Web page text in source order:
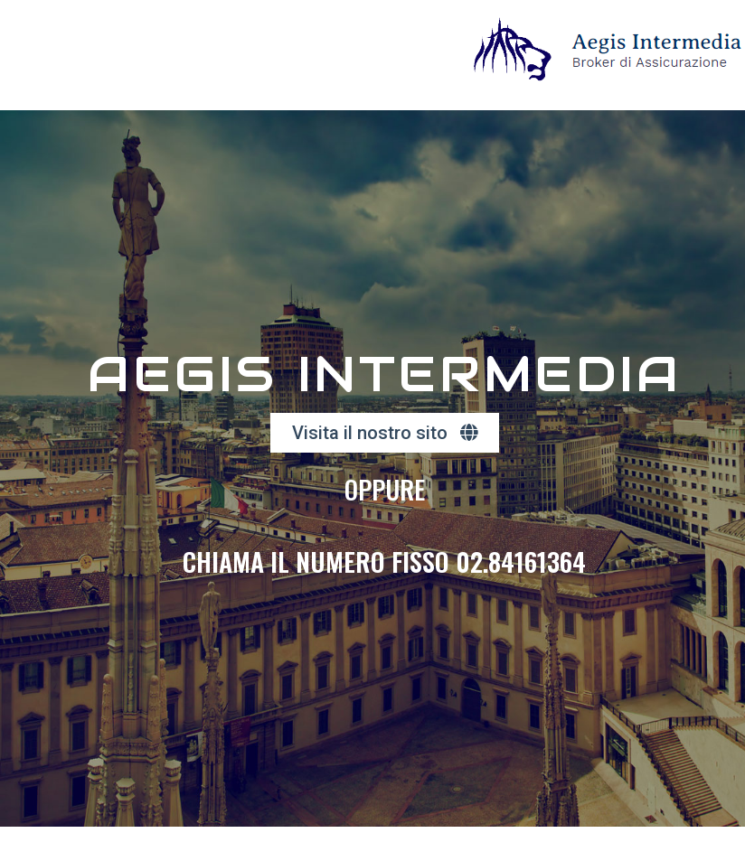
AEGIS INTERMEDIA
Visita il nostro sito
OPPURE
CHIAMA IL NUMERO FISSO 02.84161364